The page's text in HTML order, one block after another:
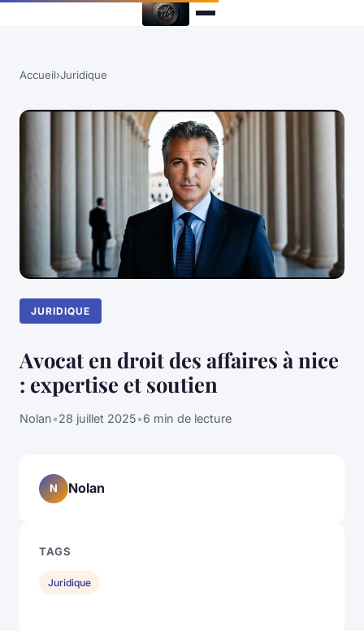
Accueil›Juridique
JURIDIQUE
Avocat en droit des affaires à nice
: expertise et soutien
Nolan•28 juillet 2025•6 min de lecture
N Nolan
TAGS
Juridique